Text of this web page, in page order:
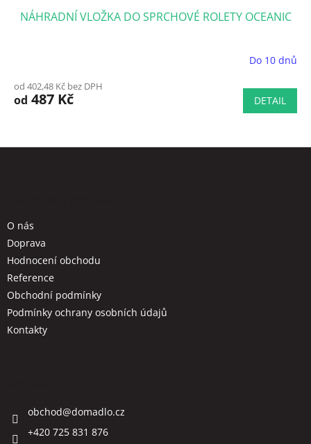
NÁHRADNÍ VLOŽKA DO SPRCHOVÉ ROLETY OCEANIC
Do 10 dnů
od 402,48 Kč bez DPH
od 487 Kč DETAIL
Z
O nás
Doprava
Hodnocení obchodu
Reference
Obchodní podmínky
Podmínky ochrany osobních údajů
Kontakty
obchod@domadlo.cz
+420 725 831 876